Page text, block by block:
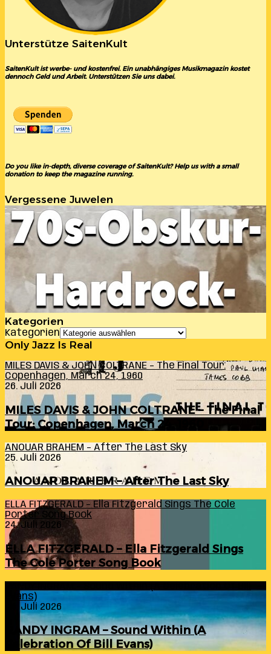
Unterstütze SaitenKult
SaitenKult ist werbe- und kostenfrei. Ein unabhängiges Musikmagazin kostet
dennoch Geld und Arbeit. Unterstützen Sie uns dabei.
Do you like in-depth, diverse coverage of SaitenKult? Help us with a small
donation to keep the magazine running.
Vergessene Juwelen
Kategorien
Kategorien
Only Jazz Is Real
MILES DAVIS & JOHN COLTRANE – The Final Tour:
Copenhagen, March 24, 1960
26. Juli 2026
MILES DAVIS & JOHN COLTRANE – The Final
Tour: Copenhagen, March 24, 1960
ANOUAR BRAHEM – After The Last Sky
25. Juli 2026
ANOUAR BRAHEM – After The Last Sky
ELLA FITZGERALD – Ella Fitzgerald Sings The Cole
Porter Song Book
24. Juli 2026
ELLA FITZGERALD – Ella Fitzgerald Sings
The Cole Porter Song Book
Evans)
24. Juli 2026
RANDY INGRAM – Sound Within (A
Celebration Of Bill Evans)